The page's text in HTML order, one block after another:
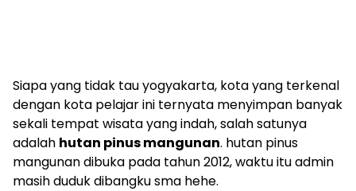
Siapa yang tidak tau yogyakarta, kota yang terkenal
dengan kota pelajar ini ternyata menyimpan banyak
sekali tempat wisata yang indah, salah satunya
adalah hutan pinus mangunan. hutan pinus
mangunan dibuka pada tahun 2012, waktu itu admin
masih duduk dibangku sma hehe.